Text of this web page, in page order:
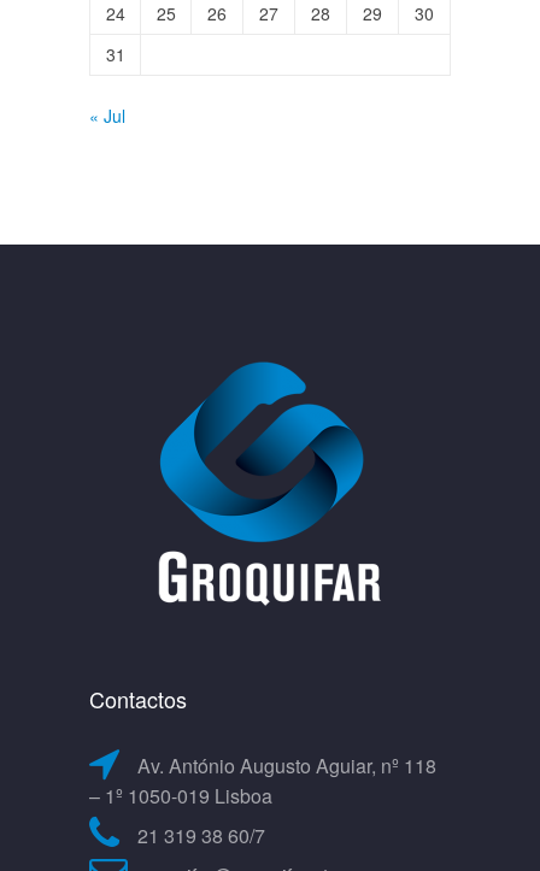
24
25 26 27 28 29
30
31
« Jul
Contactos
Av. António Augusto Aguiar, nº 118
– 1º 1050-019 Lisboa
21 319 38 60/7